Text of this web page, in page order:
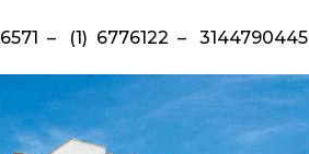
– (1) 6776122 – 3144790445